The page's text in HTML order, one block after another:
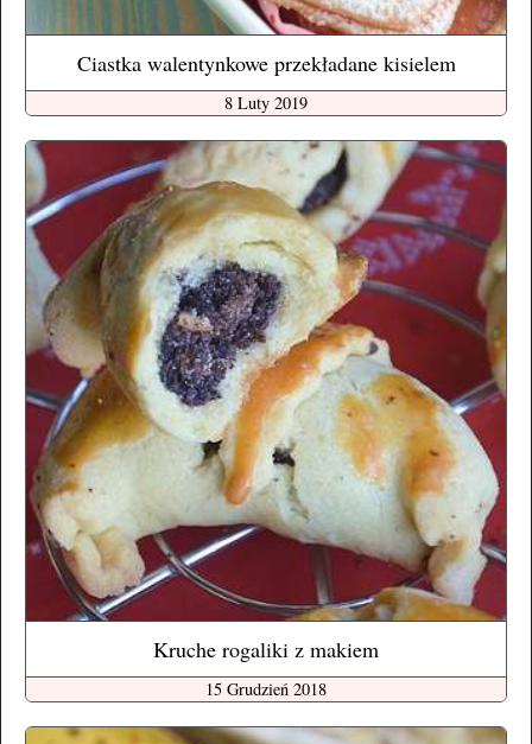
Ciastka walentynkowe przekładane kisielem
8 Luty 2019
Kruche rogaliki z makiem
15 Grudzień 2018